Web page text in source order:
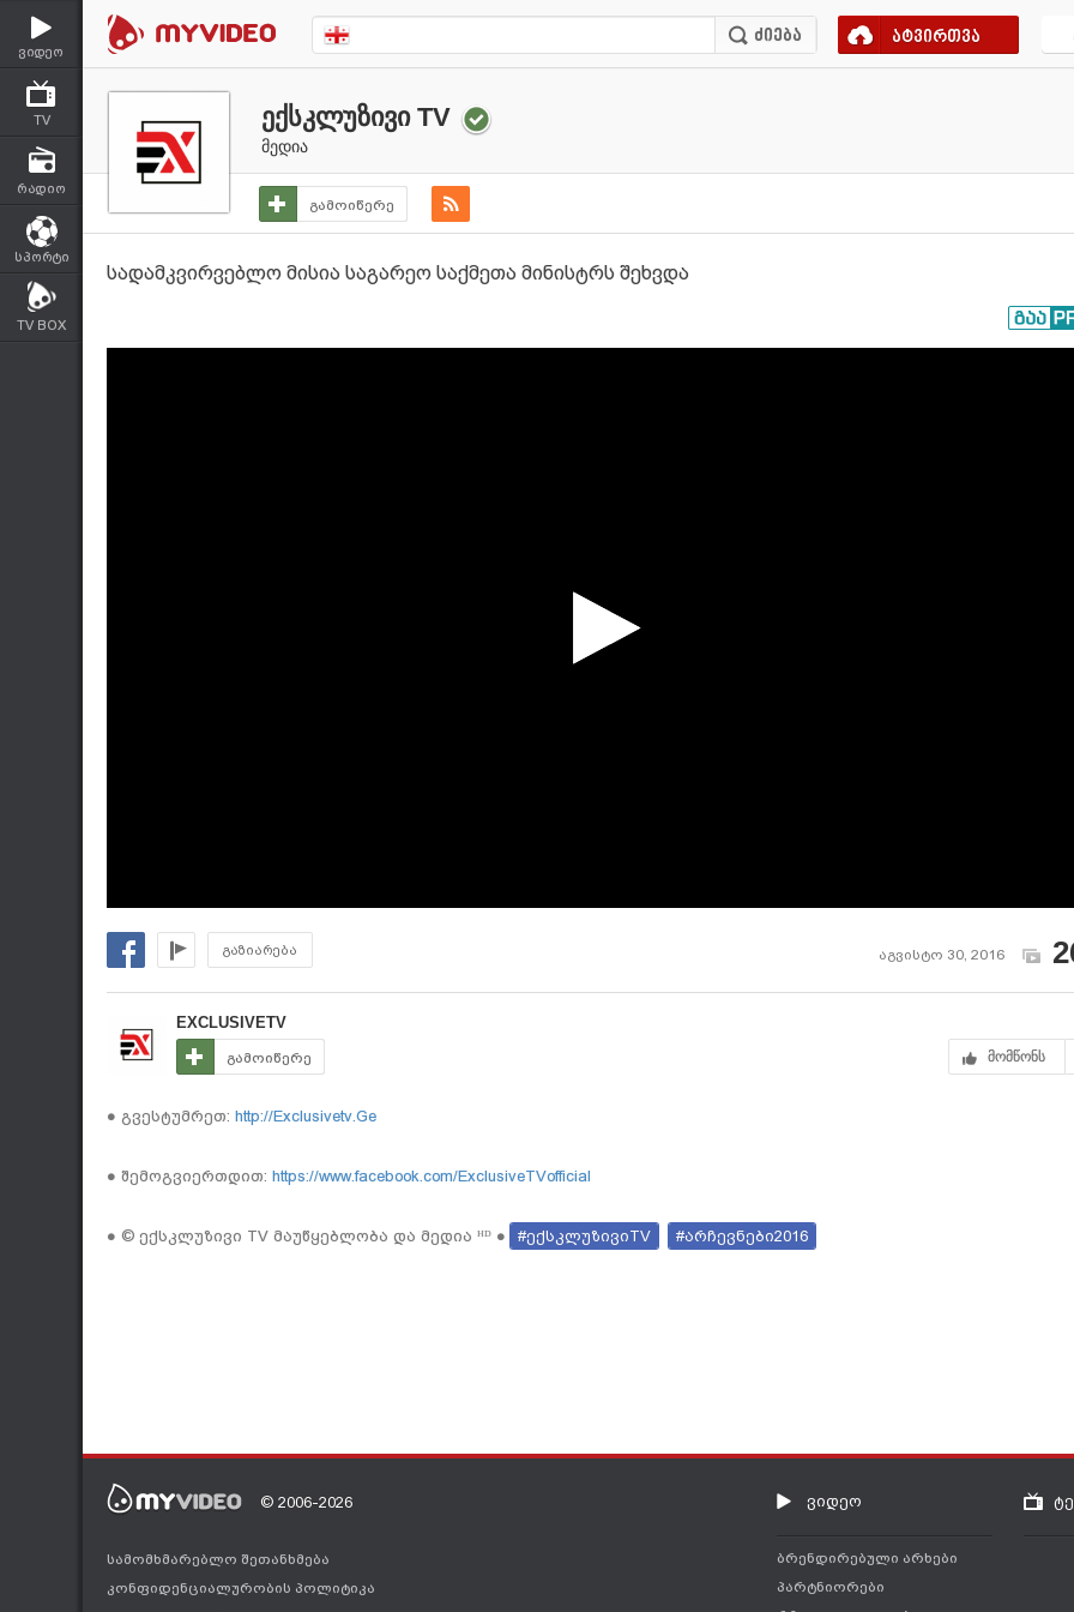
ვიდეო
TV
რადიო
სპორტი
TV BOX
ატვირთვა
ექსკლუზივი TV
მედია
გამოიწერე
სადამკვირვებლო მისია საგარეო საქმეთა მინისტრს შეხვდა
გაზიარება აგვისტო 30, 2016
EXCLUSIVETV
გამოიწერე მომწონს
● გვესტუმრეთ: http://Exclusivetv.Ge
● შემოგვიერთდით: https://www.facebook.com/ExclusiveTVofficial
● © ექსკლუზივი TV მაუწყებლობა და მედია ᴴᴰ ● #ექსკლუზივიTV #არჩევნები2016
© 2006-2026
სამომხმარებლო შეთანხმება
კონფიდენციალურობის პოლიტიკა
ვიდეო
ბრენდირებული არხები
პარტნიორები